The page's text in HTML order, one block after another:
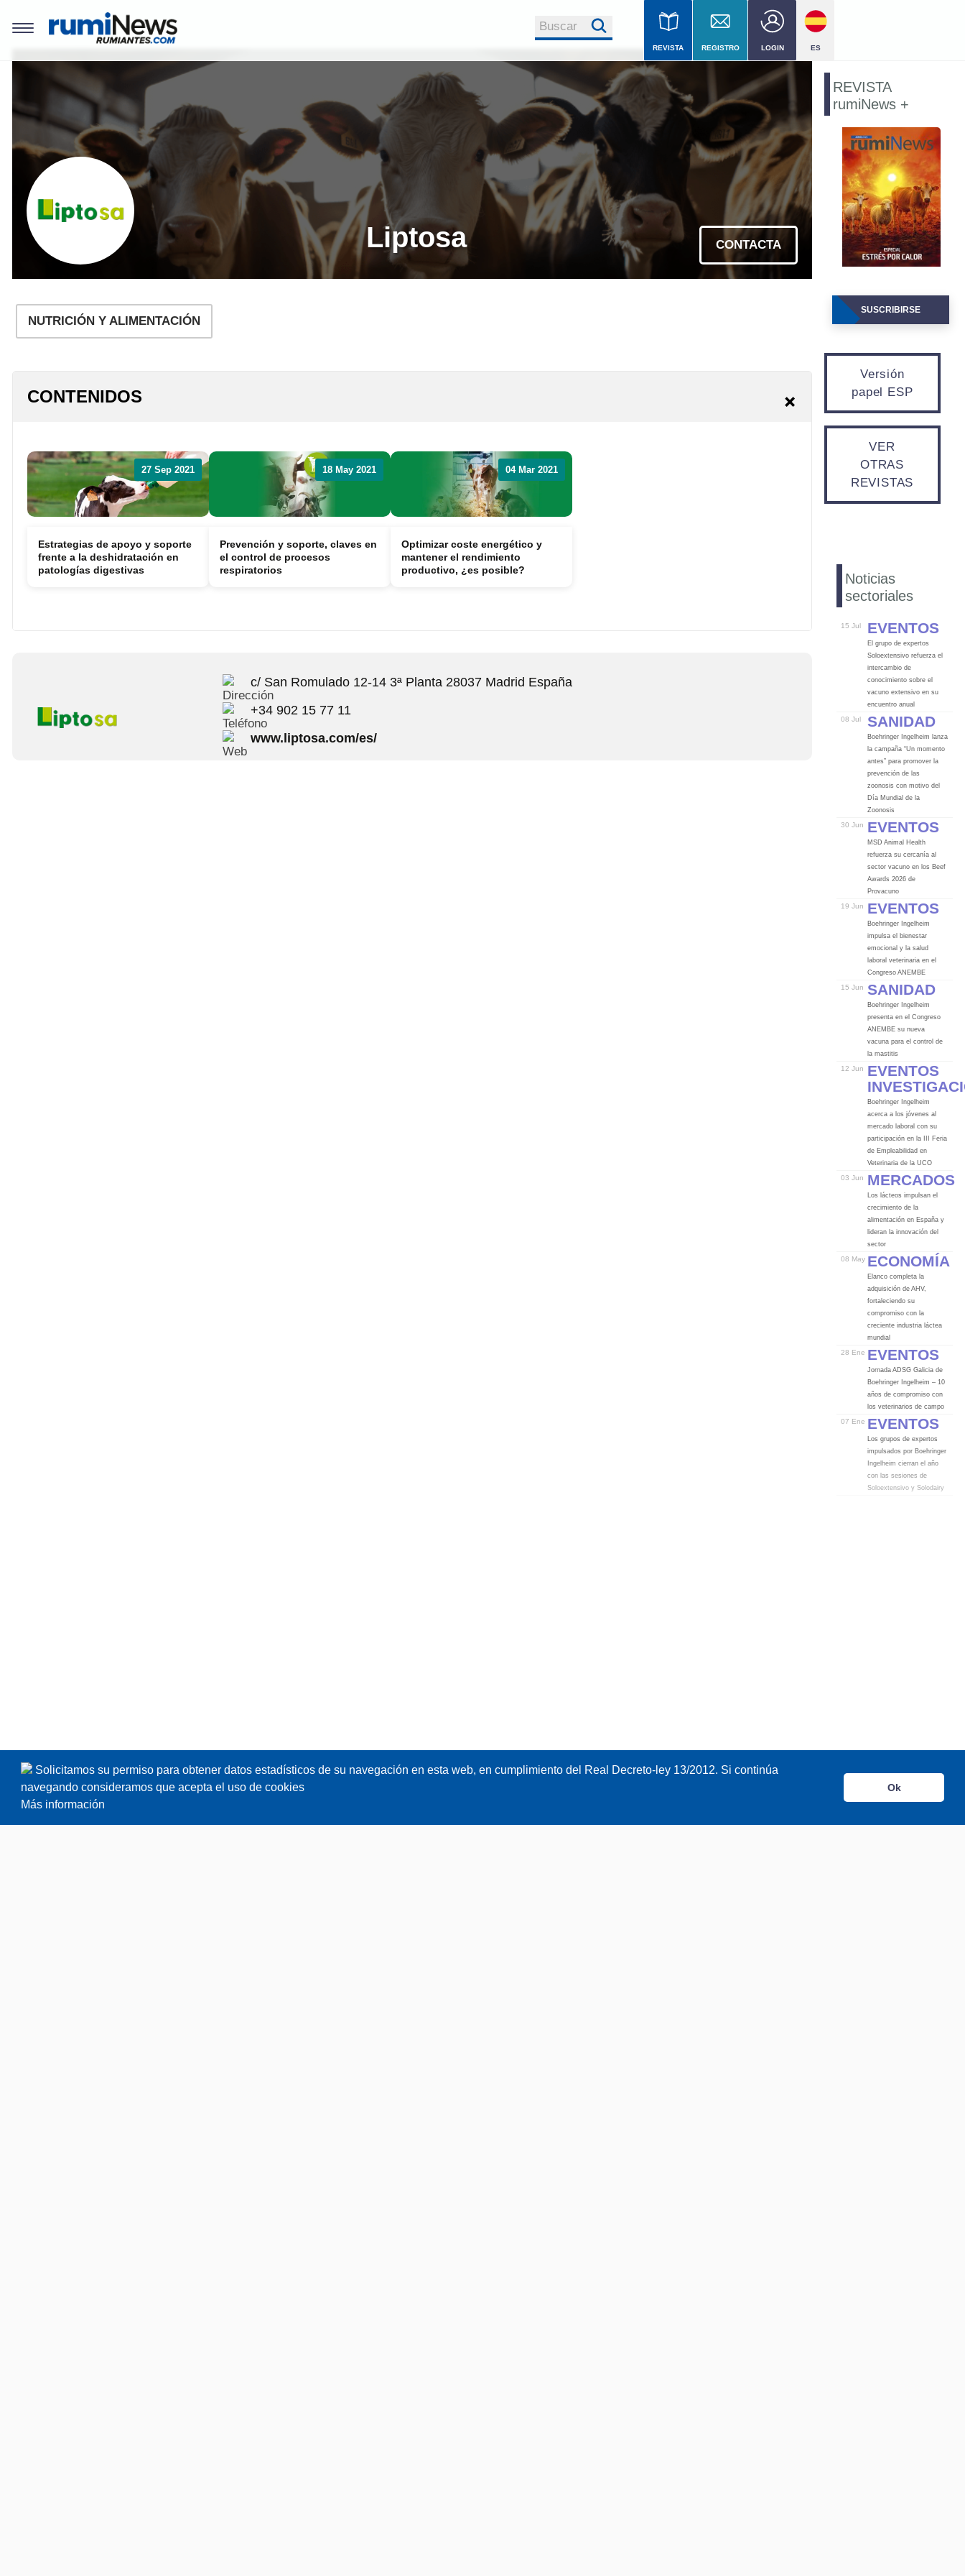
Solicitamos su permiso para obtener datos estadísticos de su navegación en esta web, en cumplimiento del Real Decreto-ley 13/2012. Si continúa
navegando consideramos que acepta el uso de cookies
Más información
Ok
REVISTAS
REGISTRO
EVENTOS
LOGIN
REGISTRO
Bioseguridad
Comercialización
Instalaciones y
Equipos
Investigación
Manejo y Bienestar
Animal
Nutrición y
Alimentación
Patología y
Diagnóstico
Reproducción y
Economía
Mercados
Sostenibilidad
Salud y Bienestar
en el ordeño
Diarreas en
Terneros
Alternativas para un
uso responsable de
los antibióticos
Agalaxia Contagiosa
Manejo y Bienestar
Sobre rumiNews
rumiNews
Politica de
Privacidad
Republicación de
Contenidos
Colaborar con
rumiNews
rumiNews
rumiNews
Anunciarse a nivel
global
Contacto Comercial
Buscar
REVISTA REGISTRO LOGIN ES
Liptosa CONTACTA
NUTRICIÓN Y ALIMENTACIÓN
CONTENIDOS
27 Sep 2021
Estrategias de apoyo y soporte
frente a la deshidratación en
patologías digestivas
18 May 2021
Prevención y soporte, claves en
el control de procesos
respiratorios
04 Mar 2021
Optimizar coste energético y
mantener el rendimiento
productivo, ¿es posible?
c/ San Romulado 12-14 3ª Planta 28037 Madrid España
+34 902 15 77 11
www.liptosa.com/es/
REVISTA
rumiNews +
SUSCRIBIRSE
Versión
papel ESP
VER
OTRAS
REVISTAS
Noticias
sectoriales
15 Jul Eventos
El grupo de expertos
Soloextensivo refuerza el
intercambio de
conocimiento sobre el
vacuno extensivo en su
encuentro anual
08 Jul
Sanidad
Boehringer Ingelheim lanza
la campaña “Un momento
antes” para promover la
prevención de las
zoonosis con motivo del
Día Mundial de la
Zoonosis
30 Jun
Eventos
MSD Animal Health
refuerza su cercanía al
sector vacuno en los Beef
Awards 2026 de
Provacuno
19 Jun
Eventos
Boehringer Ingelheim
impulsa el bienestar
emocional y la salud
laboral veterinaria en el
Congreso ANEMBE
15 Jun Sanidad
Boehringer Ingelheim
presenta en el Congreso
ANEMBE su nueva
vacuna para el control de
la mastitis
12 Jun
Eventos
Boehringer Ingelheim
acerca a los jóvenes al
mercado laboral con su
participación en la III Feria
de Empleabilidad en
Veterinaria de la UCO
03 Jun
Mercados
Los lácteos impulsan el
crecimiento de la
alimentación en España y
lideran la innovación del
sector
08 May Economía
Elanco completa la
adquisición de AHV,
fortaleciendo su
compromiso con la
creciente industria láctea
mundial
28 Ene Eventos
Jornada ADSG Galicia de
Boehringer Ingelheim – 10
años de compromiso con
los veterinarios de campo
07 Ene Eventos
Los grupos de expertos
impulsados por Boehringer
Ingelheim cierran el año
con las sesiones de
Soloextensivo y Solodairy